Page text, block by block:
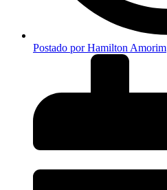
Postado porHamilton Amorim